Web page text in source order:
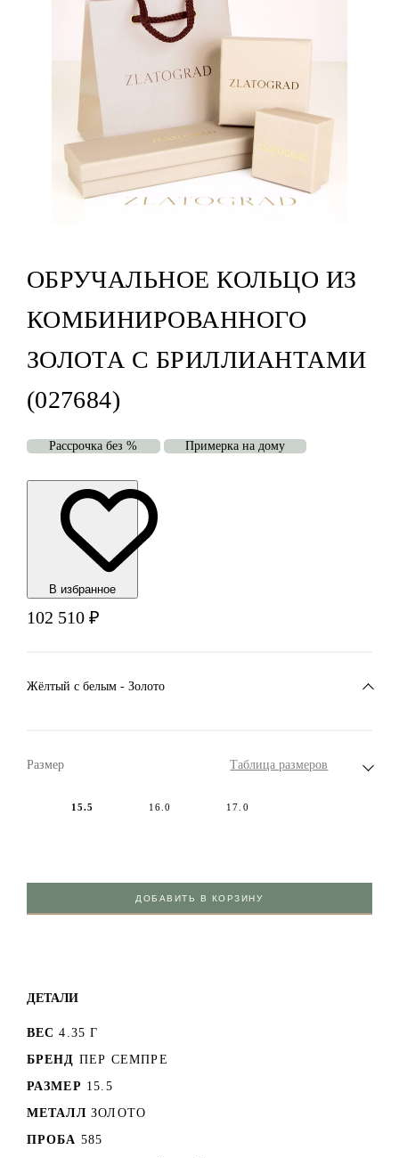
ОБРУЧАЛЬНОЕ КОЛЬЦО ИЗ
КОМБИНИРОВАННОГО
ЗОЛОТА С БРИЛЛИАНТАМИ
(027684)
Рассрочка без % Примерка на дому
В избранноe
102 510 ₽
Жёлтый с белым - Золото
Размер Таблица размеров
15.5 16.0 17.0
ДОБАВИТЬ В КОРЗИНУ
ДЕТАЛИ
ВЕС 4.35 Г
БРЕНД ПЕР СЕМПРЕ
РАЗМЕР 15.5
МЕТАЛЛ ЗОЛОТО
ПРОБА 585